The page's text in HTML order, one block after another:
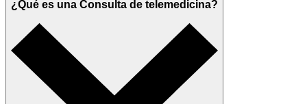
¿Qué es una Consulta de telemedicina?